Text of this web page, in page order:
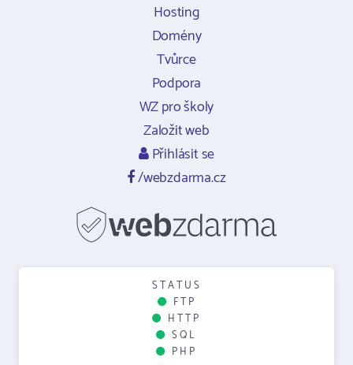
Hosting
Domény
Tvůrce
Podpora
WZ pro školy
Založit web
Přihlásit se
/webzdarma.cz
STATUS
FTP
HTTP
SQL
PHP